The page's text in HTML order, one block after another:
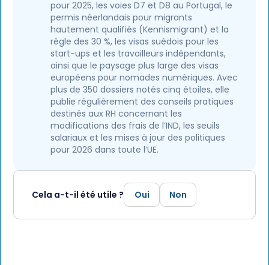
pour 2025, les voies D7 et D8 au Portugal, le
permis néerlandais pour migrants
hautement qualifiés (Kennismigrant) et la
règle des 30 %, les visas suédois pour les
start-ups et les travailleurs indépendants,
ainsi que le paysage plus large des visas
européens pour nomades numériques. Avec
plus de 350 dossiers notés cinq étoiles, elle
publie régulièrement des conseils pratiques
destinés aux RH concernant les
modifications des frais de l’IND, les seuils
salariaux et les mises à jour des politiques
pour 2026 dans toute l’UE.
Cela a-t-il été utile ? Oui Non